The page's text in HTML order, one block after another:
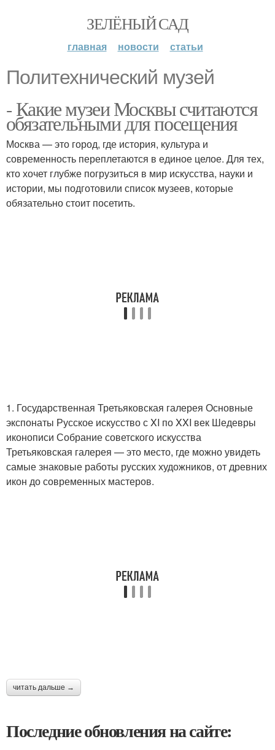
ЗЕЛЁНЫЙ САД
главная новости статьи
Политехнический музей
- Какие музеи Москвы считаются
обязательными для посещения
Москва — это город, где история, культура и
современность переплетаются в единое целое. Для тех,
кто хочет глубже погрузиться в мир искусства, науки и
истории, мы подготовили список музеев, которые
обязательно стоит посетить.
1. Государственная Третьяковская галерея Основные
экспонаты Русское искусство с XI по XXI век Шедевры
иконописи Собрание советского искусства
Третьяковская галерея — это место, где можно увидеть
самые знаковые работы русских художников, от древних
икон до современных мастеров.
читать дальше →
Последние обновления на сайте: